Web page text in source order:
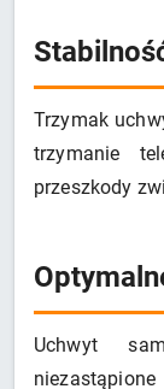
Trzymak
trzymanie
przeszkody
Uchwyt